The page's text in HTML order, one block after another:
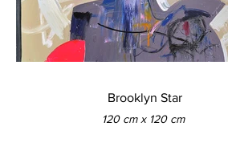
Brooklyn Star
120 cm x 120 cm